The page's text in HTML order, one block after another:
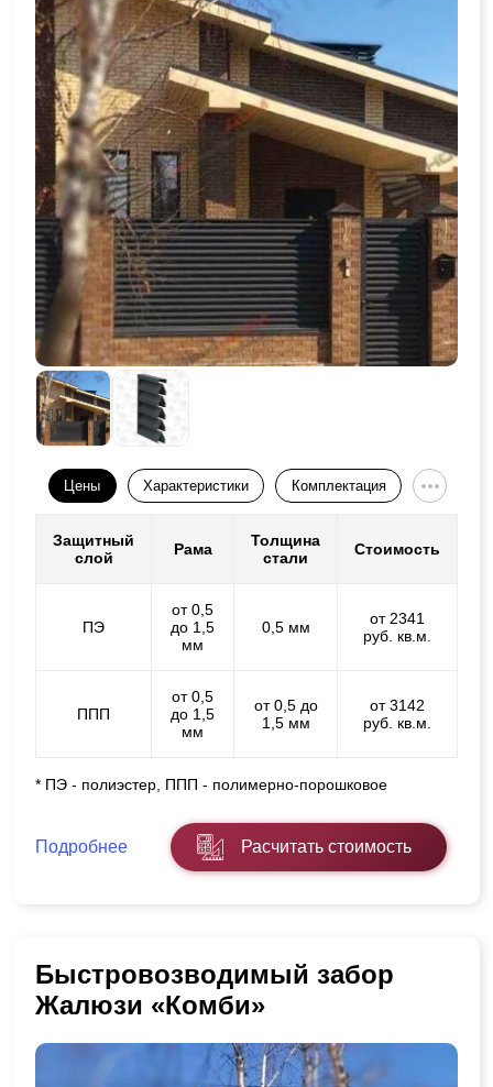
Цены Характеристики Комплектация
Защитный
слой
Рама
Толщина
стали
Стоимость
ПЭ
от 0,5
до 1,5
мм
0,5 мм
от 2341
руб. кв.м.
ППП
от 0,5
до 1,5
мм
от 0,5 до
1,5 мм
от 3142
руб. кв.м.
* ПЭ - полиэстер, ППП - полимерно-порошковое
Подробнее Расчитать стоимость
Быстровозводимый забор
Жалюзи «Комби»